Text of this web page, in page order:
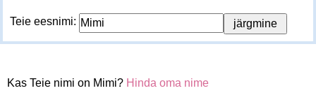
Teie eesnimi:
Kas Teie nimi on Mimi? Hinda oma nime